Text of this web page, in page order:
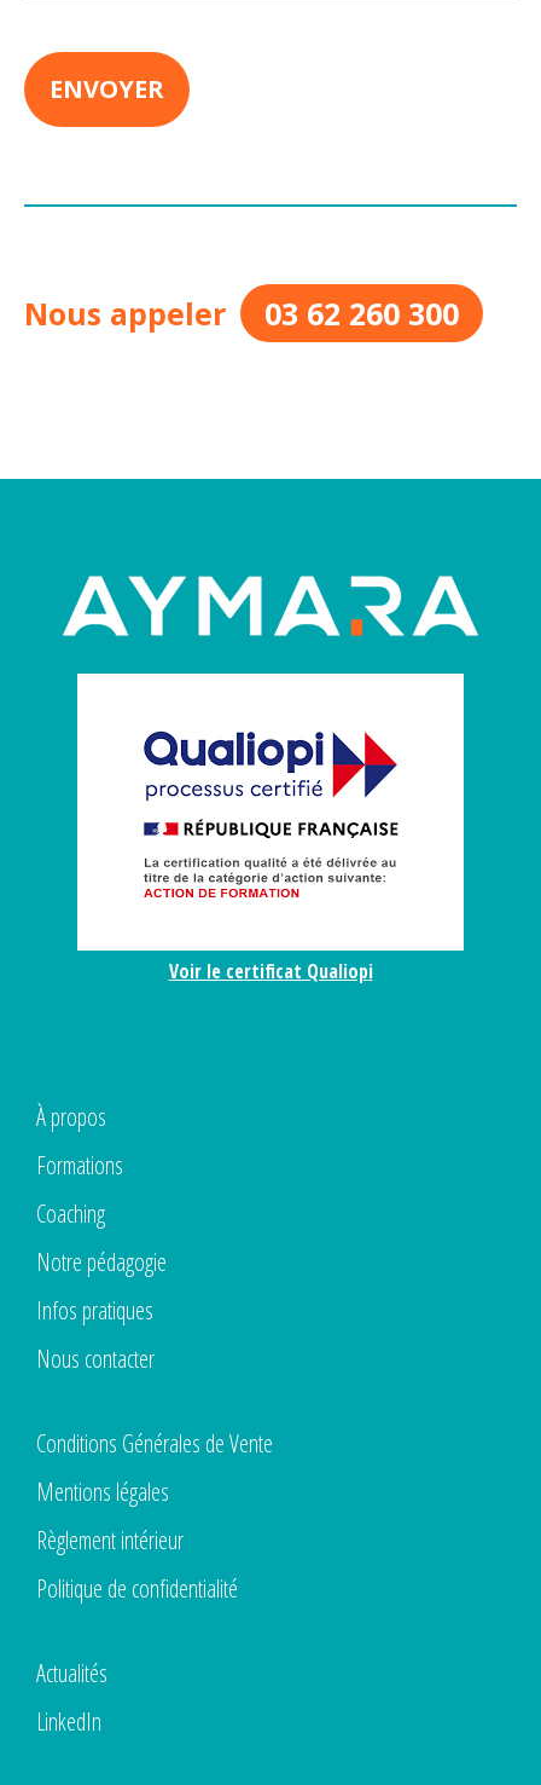
Nous appeler 03 62 260 300
Voir le certificat Qualiopi
À propos
Formations
Coaching
Notre pédagogie
Infos pratiques
Nous contacter
Conditions Générales de Vente
Mentions légales
Règlement intérieur
Politique de confidentialité
Actualités
LinkedIn